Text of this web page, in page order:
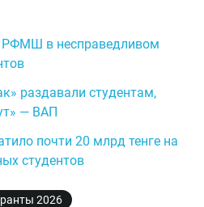
РФМШ в несправедливом
раздавали студентам,
— ВАП
почти 20 млрд тенге на
студентов
2026